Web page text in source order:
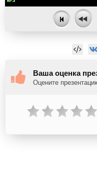
Ваша оценка
Оцените